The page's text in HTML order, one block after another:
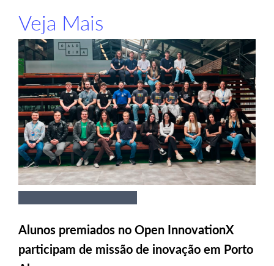
Veja Mais
Alunos premiados no Open InnovationX
participam de missão de inovação em Porto